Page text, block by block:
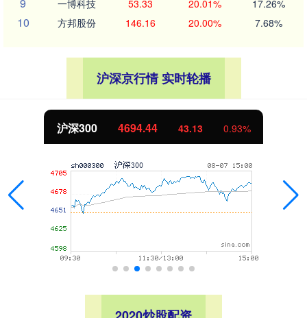
一博科技 53.33 20.01% 17.26%
10 方邦股份 146.16 20.00% 7.68%
沪深京行情 实时轮播
沪深300 4694.44 43.13 0.93%